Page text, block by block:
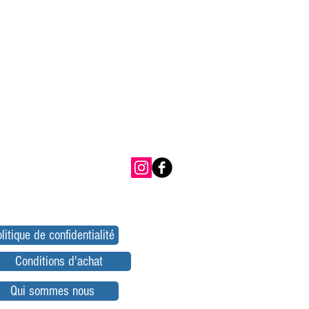
de confidentialité
Conditions d'achat
Qui sommes nous